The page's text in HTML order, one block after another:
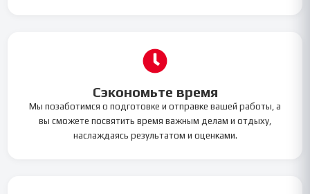
Сэкономьте время
Мы позаботимся о подготовке и отправке вашей работы, а
вы сможете посвятить время важным делам и отдыху,
наслаждаясь результатом и оценками.